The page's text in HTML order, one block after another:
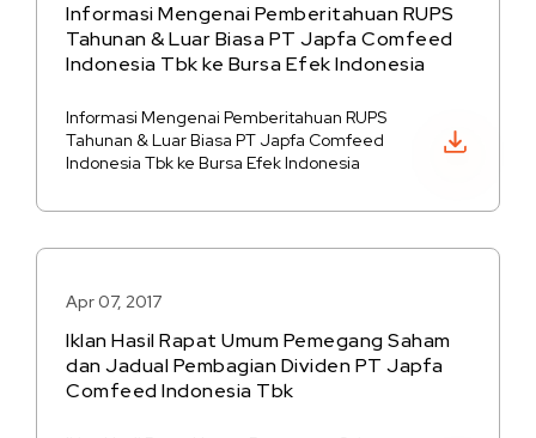
Informasi Mengenai Pemberitahuan RUPS
Tahunan & Luar Biasa PT Japfa Comfeed
Indonesia Tbk ke Bursa Efek Indonesia
Informasi Mengenai Pemberitahuan RUPS
Tahunan & Luar Biasa PT Japfa Comfeed
Indonesia Tbk ke Bursa Efek Indonesia
Apr 07, 2017
Iklan Hasil Rapat Umum Pemegang Saham
dan Jadual Pembagian Dividen PT Japfa
Comfeed Indonesia Tbk